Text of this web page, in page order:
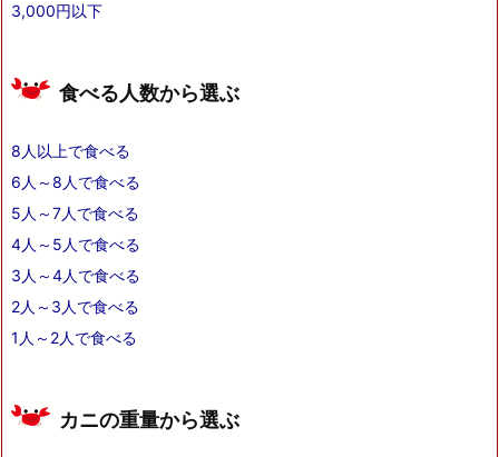
3,000円以下
食べる人数から選ぶ
8人以上で食べる
6人～8人で食べる
5人～7人で食べる
4人～5人で食べる
3人～4人で食べる
2人～3人で食べる
1人～2人で食べる
カニの重量から選ぶ